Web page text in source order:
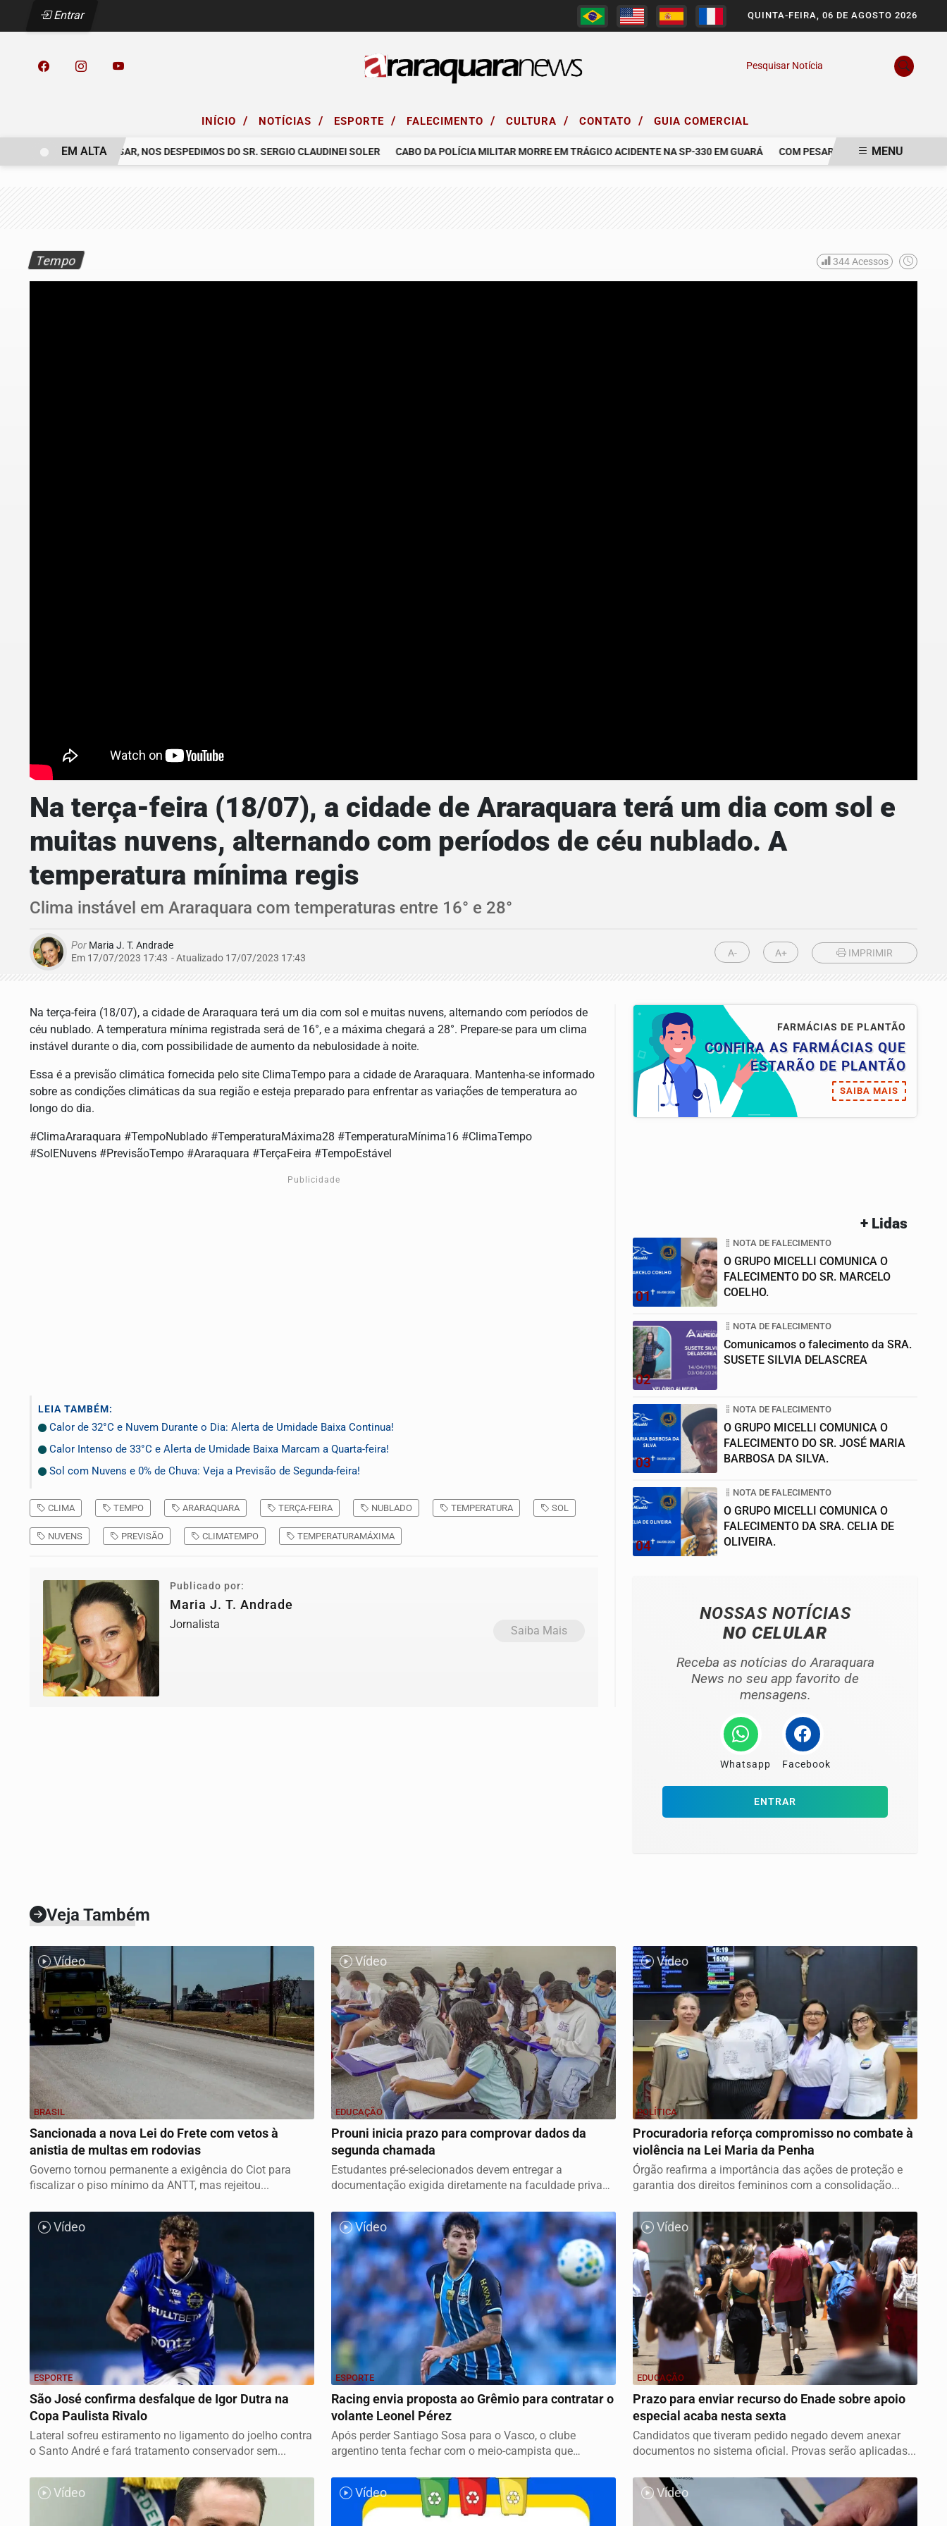
Entrar QUINTA-FEIRA, 06 DE AGOSTO 2026
Pesquisar Notícia
INÍCIO / NOTÍCIAS / ESPORTE / FALECIMENTO / CULTURA / CONTATO / GUIA COMERCIAL
COELHO. COM PESAR, NOS DESPEDIMOS DO SR. SERGIO CLAUDINEI SOLER CABO DA POLÍCIA MILITAR MORRE EM TRÁGICO ACIDENTE NA SP-330 EM GUARÁ COM PESAR, NOS DESPEDIMOS DE
EM ALTA MENU
Tempo 344Acessos
Na terça-feira (18/07), a cidade de Araraquara terá um dia com sol e
muitas nuvens, alternando com períodos de céu nublado. A
temperatura mínima regis
Clima instável em Araraquara com temperaturas entre 16° e 28°
Por Maria J. T. Andrade
Em 17/07/2023 17:43 - Atualizado 17/07/2023 17:43 A- A+ IMPRIMIR
Na terça-feira (18/07), a cidade de Araraquara terá um dia com sol e muitas nuvens, alternando com períodos de
céu nublado. A temperatura mínima registrada será de 16°, e a máxima chegará a 28°. Prepare-se para um clima
instável durante o dia, com possibilidade de aumento da nebulosidade à noite.
Essa é a previsão climática fornecida pelo site ClimaTempo para a cidade de Araraquara. Mantenha-se informado
sobre as condições climáticas da sua região e esteja preparado para enfrentar as variações de temperatura ao
longo do dia.
#ClimaAraraquara #TempoNublado #TemperaturaMáxima28 #TemperaturaMínima16 #ClimaTempo
#SolENuvens #PrevisãoTempo #Araraquara #TerçaFeira #TempoEstável
Publicidade
LEIA TAMBÉM:
Calor de 32°C e Nuvem Durante o Dia: Alerta de Umidade Baixa Continua!
Calor Intenso de 33°C e Alerta de Umidade Baixa Marcam a Quarta-feira!
Sol com Nuvens e 0% de Chuva: Veja a Previsão de Segunda-feira!
CLIMA TEMPO ARARAQUARA TERÇA-FEIRA NUBLADO TEMPERATURA SOL
NUVENS PREVISÃO CLIMATEMPO TEMPERATURAMÁXIMA
Publicado por:
Maria J. T. Andrade
Jornalista Saiba Mais
FARMÁCIAS DE PLANTÃO
CONFIRA AS FARMÁCIAS QUE
ESTARÃO DE PLANTÃO
SAIBA MAIS
+ Lidas
01
NOTA DE FALECIMENTO
O GRUPO MICELLI COMUNICA O
FALECIMENTO DO SR. MARCELO
COELHO.
02
NOTA DE FALECIMENTO
Comunicamos o falecimento da SRA.
SUSETE SILVIA DELASCREA
03
NOTA DE FALECIMENTO
O GRUPO MICELLI COMUNICA O
FALECIMENTO DO SR. JOSÉ MARIA
BARBOSA DA SILVA.
04
NOTA DE FALECIMENTO
O GRUPO MICELLI COMUNICA O
FALECIMENTO DA SRA. CELIA DE
OLIVEIRA.
NOSSAS NOTÍCIAS
NO CELULAR
Receba as notícias do Araraquara
News no seu app favorito de
mensagens.
Whatsapp Facebook
ENTRAR
Veja Também
Vídeo
BRASIL
Sancionada a nova Lei do Frete com vetos à
anistia de multas em rodovias
Governo tornou permanente a exigência do Ciot para
fiscalizar o piso mínimo da ANTT, mas rejeitou...
Vídeo
EDUCAÇÃO
Prouni inicia prazo para comprovar dados da
segunda chamada
Estudantes pré-selecionados devem entregar a
documentação exigida diretamente na faculdade privada
Vídeo
POLÍTICA
Procuradoria reforça compromisso no combate à
violência na Lei Maria da Penha
Órgão reafirma a importância das ações de proteção e
garantia dos direitos femininos com a consolidação...
Vídeo
ESPORTE
São José confirma desfalque de Igor Dutra na
Copa Paulista Rivalo
Lateral sofreu estiramento no ligamento do joelho contra
o Santo André e fará tratamento conservador sem...
Vídeo
ESPORTE
Racing envia proposta ao Grêmio para contratar o
volante Leonel Pérez
Após perder Santiago Sosa para o Vasco, o clube
argentino tenta fechar com o meio-campista que
Vídeo
EDUCAÇÃO
Prazo para enviar recurso do Enade sobre apoio
especial acaba nesta sexta
Candidatos que tiveram pedido negado devem anexar
documentos no sistema oficial. Provas serão aplicadas...
Vídeo Vídeo Vídeo